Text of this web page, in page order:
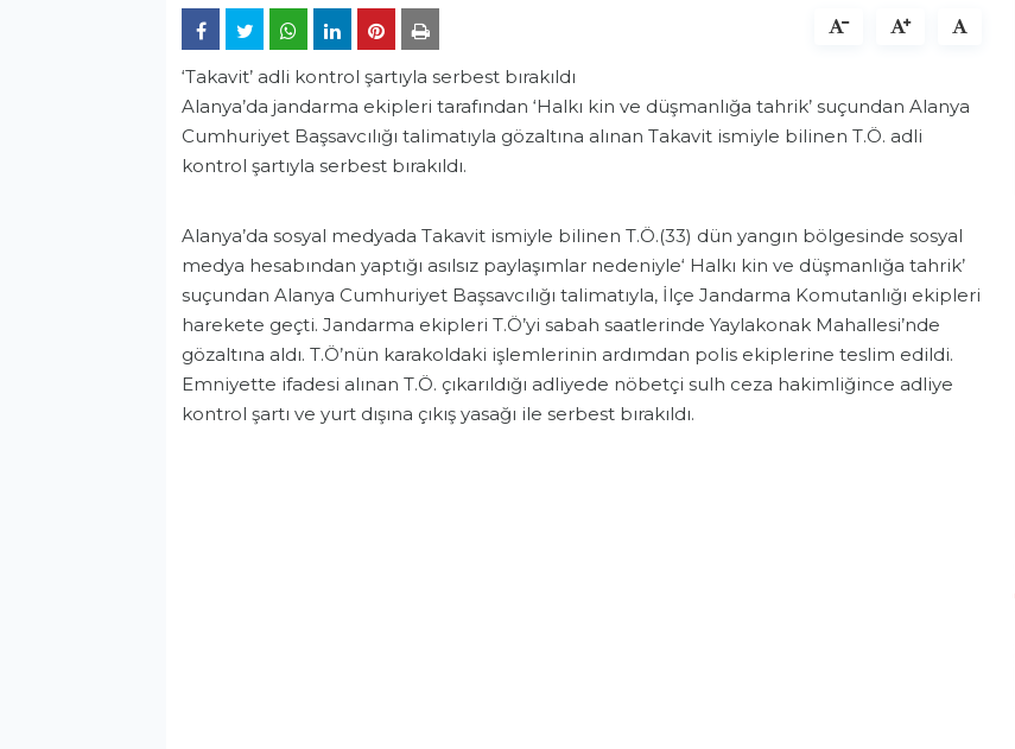
‘Takavit’ adli kontrol şartıyla serbest bırakıldı
Alanya’da jandarma ekipleri tarafından ‘Halkı kin ve düşmanlığa tahrik’ suçundan Alanya
Cumhuriyet Başsavcılığı talimatıyla gözaltına alınan Takavit ismiyle bilinen T.Ö. adli
kontrol şartıyla serbest bırakıldı.
Alanya’da sosyal medyada Takavit ismiyle bilinen T.Ö.(33) dün yangın bölgesinde sosyal
medya hesabından yaptığı asılsız paylaşımlar nedeniyle‘ Halkı kin ve düşmanlığa tahrik’
suçundan Alanya Cumhuriyet Başsavcılığı talimatıyla, İlçe Jandarma Komutanlığı ekipleri
harekete geçti. Jandarma ekipleri T.Ö’yi sabah saatlerinde Yaylakonak Mahallesi’nde
gözaltına aldı. T.Ö’nün karakoldaki işlemlerinin ardımdan polis ekiplerine teslim edildi.
Emniyette ifadesi alınan T.Ö. çıkarıldığı adliyede nöbetçi sulh ceza hakimliğince adliye
kontrol şartı ve yurt dışına çıkış yasağı ile serbest bırakıldı.